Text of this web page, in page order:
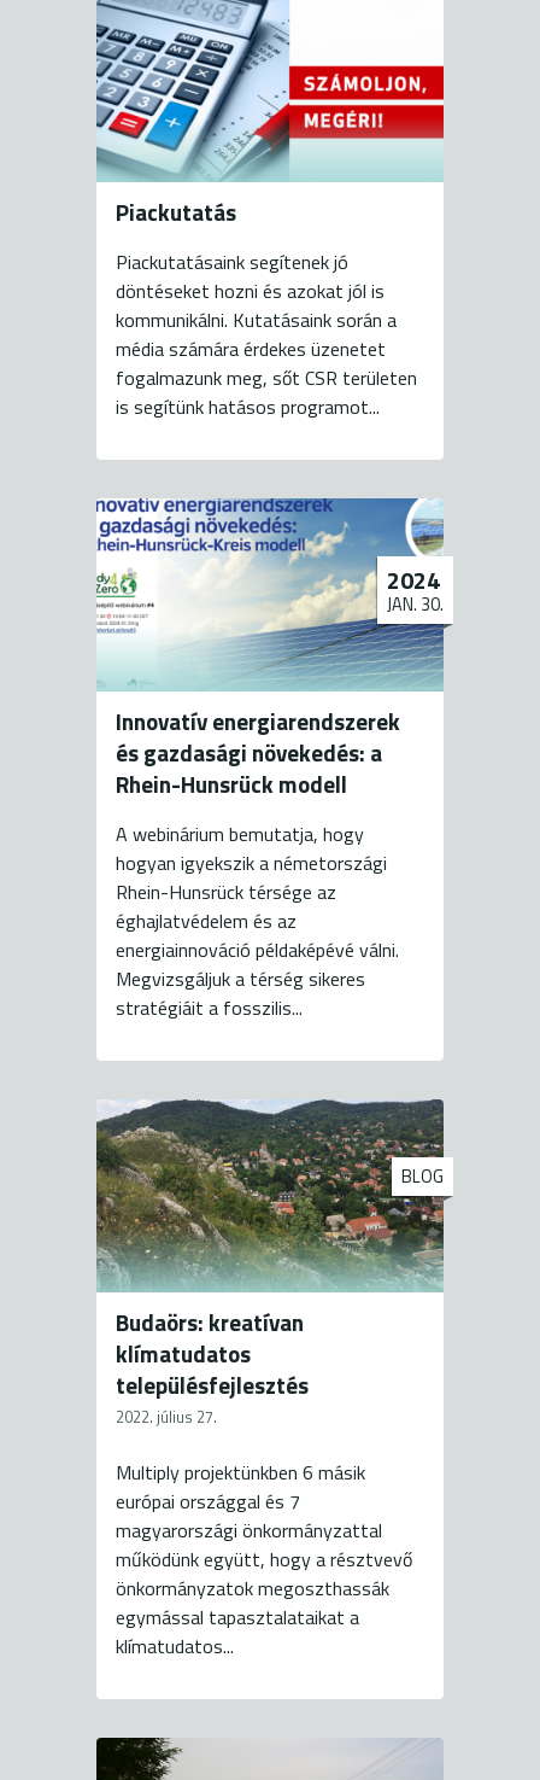
Piackutatás
Piackutatásaink segítenek jó
döntéseket hozni és azokat jól is
kommunikálni. Kutatásaink során a
média számára érdekes üzenetet
fogalmazunk meg, sőt CSR területen
is segítünk hatásos programot...
Innovatív energiarendszerek
és gazdasági növekedés: a
Rhein-Hunsrück modell
2024
JAN. 30.
A webinárium bemutatja, hogy
hogyan igyekszik a németországi
Rhein-Hunsrück térsége az
éghajlatvédelem és az
energiainnováció példaképévé válni.
Megvizsgáljuk a térség sikeres
stratégiáit a fosszilis...
BLOG
Budaörs: kreatívan
klímatudatos
településfejlesztés
2022. július 27.
Multiply projektünkben 6 másik
európai országgal és 7
magyarországi önkormányzattal
működünk együtt, hogy a résztvevő
önkormányzatok megoszthassák
egymással tapasztalataikat a
klímatudatos...